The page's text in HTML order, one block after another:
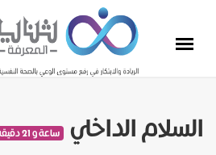
السلام الداخلي ساعة و 21 دقيقة